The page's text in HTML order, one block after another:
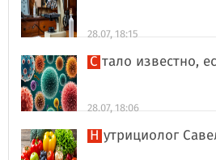
28.07, 18:15
Стало известно,
28.07, 18:06
Нутрициолог